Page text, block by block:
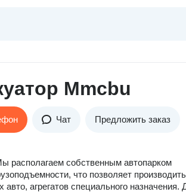
Mmcbu
Чат Предложить заказ
располагаем собственным автопарком
что позволяет производить
агрегатов специального назначения.